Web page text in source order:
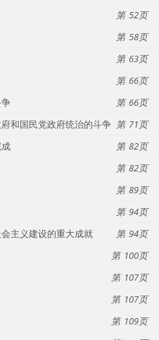
52
58
63
66
66
和国民党政府统治的斗争
71
82
82
89
94
主义建设的重大成就
94
100
107
107
109